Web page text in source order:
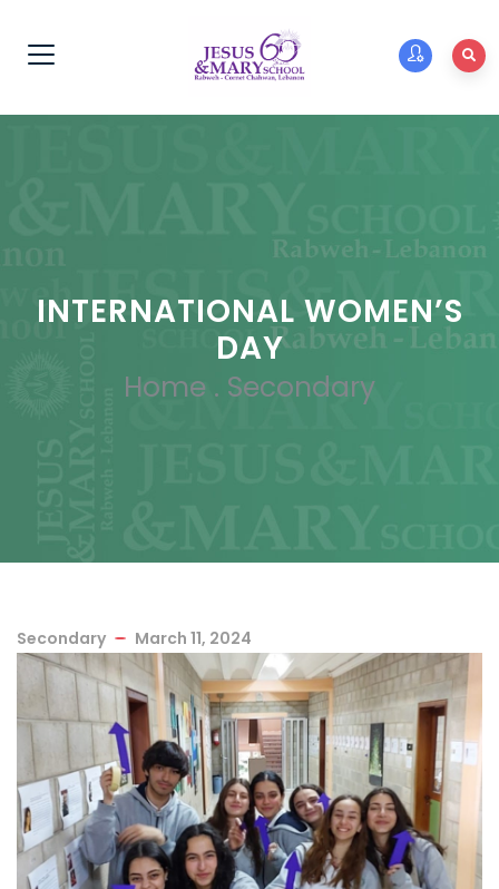
INTERNATIONAL WOMEN’S
DAY
Home . Secondary
Secondary March 11, 2024